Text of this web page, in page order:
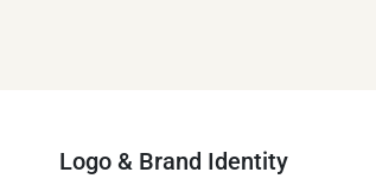
Logo & Brand Identity